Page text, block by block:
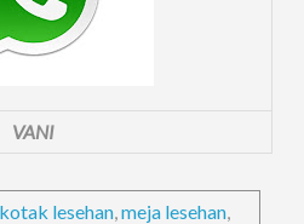
VANI
lesehan ,meja lesehan